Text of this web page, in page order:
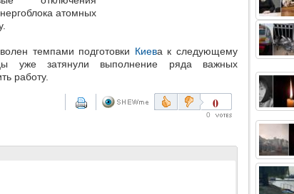
атомных
темпами подготовки Киева к следующему
уже затянули выполнение ряда важных
работу.
0
0